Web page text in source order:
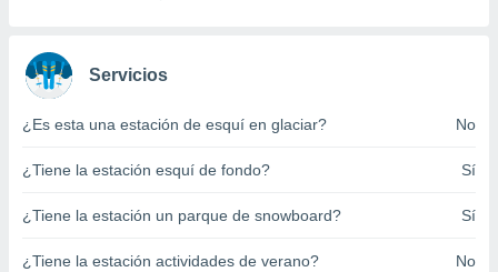
de
o acceder
Servicios
¿Es esta una estación de esquí en glaciar? No
¿Tiene la estación esquí de fondo? Sí
¿Tiene la estación un parque de snowboard? Sí
¿Tiene la estación actividades de verano? No